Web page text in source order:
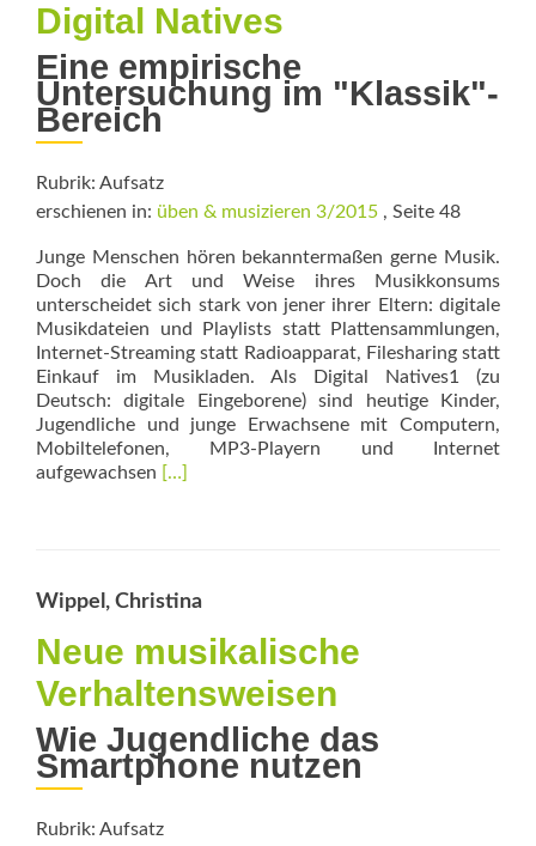
Digital Natives
Eine empirische
Untersuchung im "Klassik"-
Bereich
Rubrik: Aufsatz
erschienen in: üben & musizieren 3/2015 , Seite 48
Junge Menschen hören bekanntermaßen ger­ne Musik.
Doch die Art und Weise ihres Musikkonsums
unterscheidet sich stark von jener ihrer Eltern: digitale
Musikdateien und Playlists statt Plattensammlungen,
Internet-Streaming statt Radioapparat, Filesharing statt
Einkauf im Musikladen. Als Digital Natives1 (zu
Deutsch: digitale Eingeborene) sind heutige Kinder,
Jugendliche und junge Erwachsene mit Computern,
Mobiltelefonen, MP3-Playern und Internet
aufgewachsen Read
der
Natives
[…]
Wippel, Christina
Neue musikalische
Verhaltensweisen
Wie Jugendliche das
Smartphone nutzen
Rubrik: Aufsatz